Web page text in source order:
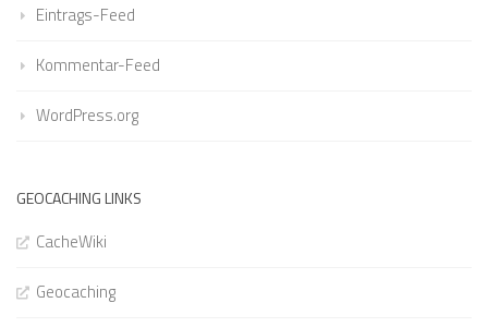
Eintrags-Feed
Kommentar-Feed
WordPress.org
GEOCACHING LINKS
CacheWiki
Geocaching